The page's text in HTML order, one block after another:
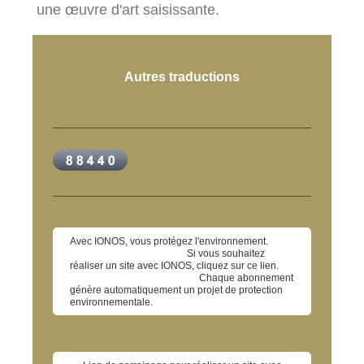
une œuvre d'art saisissante.
Autres traductions
Avec IONOS, vous protégez l'environnement.
Si vous souhaitez
réaliser un site avec IONOS, cliquez sur ce lien.
Chaque abonnement
génère automatiquement un projet de protection
environnementale.